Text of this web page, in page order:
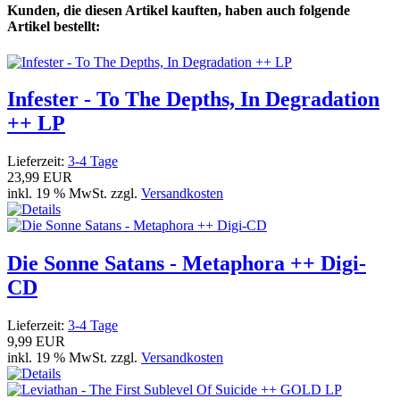
Kunden, die diesen Artikel kauften, haben auch folgende
Artikel bestellt:
Infester - To The Depths, In Degradation
++ LP
Lieferzeit: 3-4 Tage
23,99 EUR
inkl. 19 % MwSt. zzgl. Versandkosten
Die Sonne Satans - Metaphora ++ Digi-
CD
Lieferzeit: 3-4 Tage
9,99 EUR
inkl. 19 % MwSt. zzgl. Versandkosten